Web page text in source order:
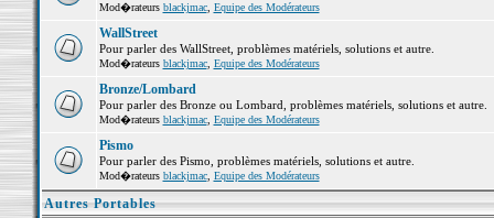
Mod�rateurs blackjmac, Equipe des Modérateurs
WallStreet
Pour parler des WallStreet, problèmes matériels, solutions et autre.
Mod�rateurs blackjmac, Equipe des Modérateurs
Bronze/Lombard
Pour parler des Bronze ou Lombard, problèmes matériels, solutions et autre.
Mod�rateurs blackjmac, Equipe des Modérateurs
Pismo
Pour parler des Pismo, problèmes matériels, solutions et autre.
Mod�rateurs blackjmac, Equipe des Modérateurs
Autres Portables